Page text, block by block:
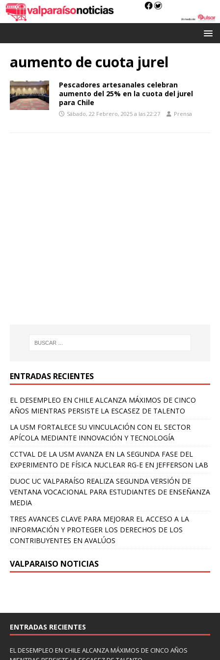
aumento de cuota jurel
Pescadores artesanales celebran
aumento del 25% en la cuota del jurel
para Chile
Sábado, 22 Febrero, 2025 a las 22:27 Prensa
ENTRADAS RECIENTES
EL DESEMPLEO EN CHILE ALCANZA MÁXIMOS DE CINCO
AÑOS MIENTRAS PERSISTE LA ESCASEZ DE TALENTO
LA USM FORTALECE SU VINCULACIÓN CON EL SECTOR
APÍCOLA MEDIANTE INNOVACIÓN Y TECNOLOGÍA
CCTVAL DE LA USM AVANZA EN LA SEGUNDA FASE DEL
EXPERIMENTO DE FÍSICA NUCLEAR RG-E EN JEFFERSON LAB
DUOC UC VALPARAÍSO REALIZA SEGUNDA VERSIÓN DE
VENTANA VOCACIONAL PARA ESTUDIANTES DE ENSEÑANZA
MEDIA
TRES AVANCES CLAVE PARA MEJORAR EL ACCESO A LA
INFORMACIÓN Y PROTEGER LOS DERECHOS DE LOS
CONTRIBUYENTES EN AVALÚOS
VALPARAISO NOTICIAS
ENTRADAS RECIENTES
EL DESEMPLEO EN CHILE ALCANZA MÁXIMOS DE CINCO AÑOS